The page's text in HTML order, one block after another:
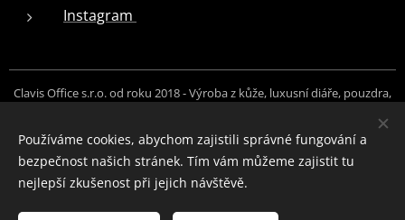
Instagram
Clavis Office s.r.o. od roku 2018 - Výroba z kůže, luxusní diáře, pouzdra,
Foto: Hanny Photography, Jiří Karel, archiv Clavis Office s.r.o.
Cookies
Používáme cookies, abychom zajistili správné fungování a
bezpečnost našich stránek. Tím vám můžeme zajistit tu
nejlepší zkušenost při jejich návštěvě.